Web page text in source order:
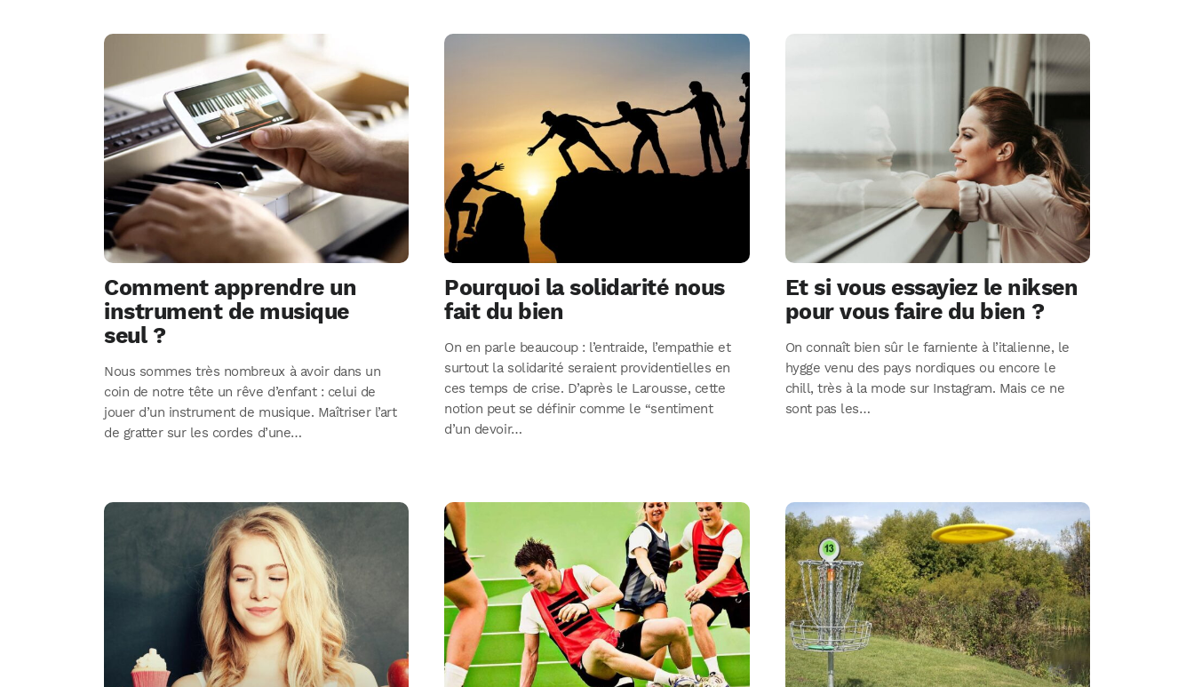
Comment apprendre un
instrument de musique
seul ?
Nous sommes très nombreux à avoir dans un
coin de notre tête un rêve d’enfant : celui de
jouer d’un instrument de musique. Maîtriser l’art
de gratter sur les cordes d’une…
Pourquoi la solidarité nous
fait du bien
On en parle beaucoup : l’entraide, l’empathie et
surtout la solidarité seraient providentielles en
ces temps de crise. D’après le Larousse, cette
notion peut se définir comme le “sentiment
d’un devoir…
Et si vous essayiez le niksen
pour vous faire du bien ?
On connaît bien sûr le farniente à l’italienne, le
hygge venu des pays nordiques ou encore le
chill, très à la mode sur Instagram. Mais ce ne
sont pas les…